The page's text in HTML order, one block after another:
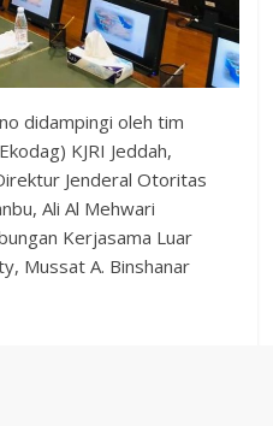
didampingi oleh tim
KJRI Jeddah,
Jenderal Otoritas
Ali Al Mehwari
Kerjasama Luar
Mussat A. Binshanar